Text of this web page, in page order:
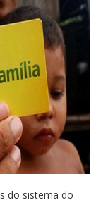
do sistema do